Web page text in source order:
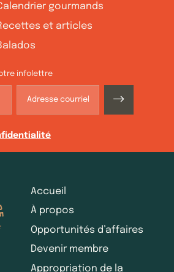
gourmands
et articles
infolettre
Accueil
À propos
Opportunités d’affaires
Devenir membre
Appropriation de la